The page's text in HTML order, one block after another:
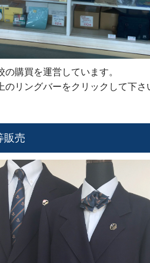
の購買を運営しています。
のリングバーをクリックして下さ
販売